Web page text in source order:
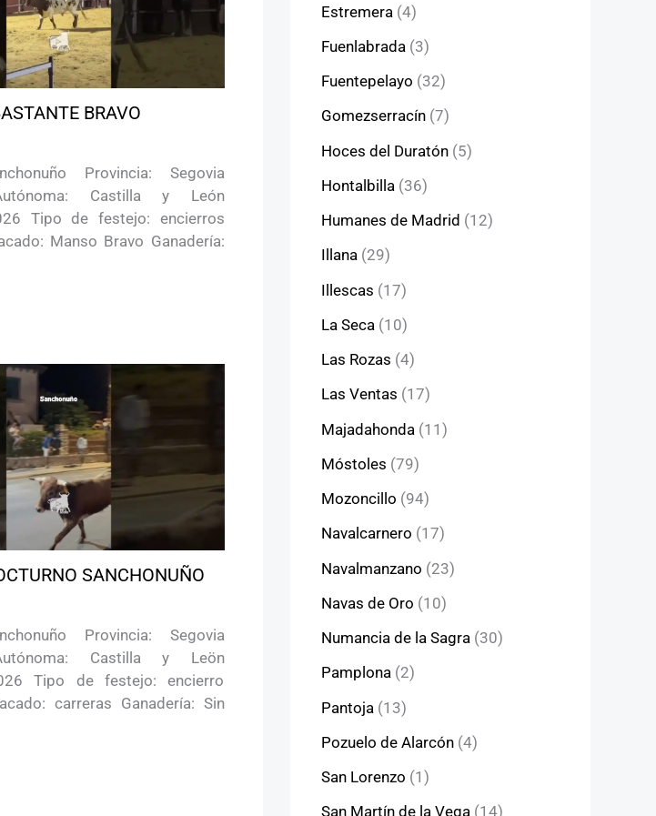
BRAVO
Provincia: Segovia
Castilla y León
Tipo de festejo: encierros
Manso Bravo Ganadería:
SANCHONUÑO
Provincia: Segovia
Castilla y Leön
Tipo de festejo: encierro
carreras Ganadería: Sin
Estremera (4)
Fuenlabrada (3)
Fuentepelayo (32)
Gomezserracín (7)
Hoces del Duratón (5)
Hontalbilla (36)
Humanes de Madrid (12)
Illana (29)
Illescas (17)
La Seca (10)
Las Rozas (4)
Las Ventas (17)
Majadahonda (11)
Móstoles (79)
Mozoncillo (94)
Navalcarnero (17)
Navalmanzano (23)
Navas de Oro (10)
Numancia de la Sagra (30)
Pamplona (2)
Pantoja (13)
Pozuelo de Alarcón (4)
San Lorenzo (1)
San Martín de la Vega (14)